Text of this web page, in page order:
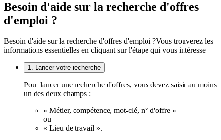
Besoin d'aide sur la recherche d'offres
d'emploi ?
Besoin d'aide sur la recherche d'offres d'emploi ?Vous trouverez les
informations essentielles en cliquant sur l'étape qui vous intéresse
1. Lancer votre recherche
Pour lancer une recherche d'offres, vous devez saisir au moins
un des deux champs :
« Métier, compétence, mot-clé, n° d'offre »
ou
« Lieu de travail ».